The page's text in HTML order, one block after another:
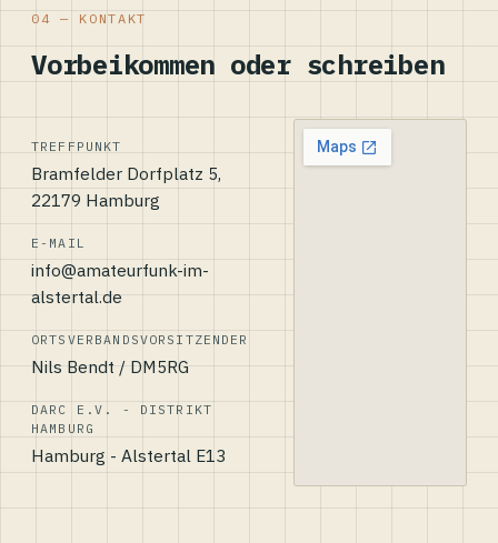
04 — KONTAKT
Vorbeikommen oder schreiben
TREFFPUNKT
Bramfelder Dorfplatz 5,
22179 Hamburg
E-MAIL
info@amateurfunk-im-
alstertal.de
ORTSVERBANDSVORSITZENDER
Nils Bendt / DM5RG
DARC E.V. - DISTRIKT
HAMBURG
Hamburg - Alstertal E13